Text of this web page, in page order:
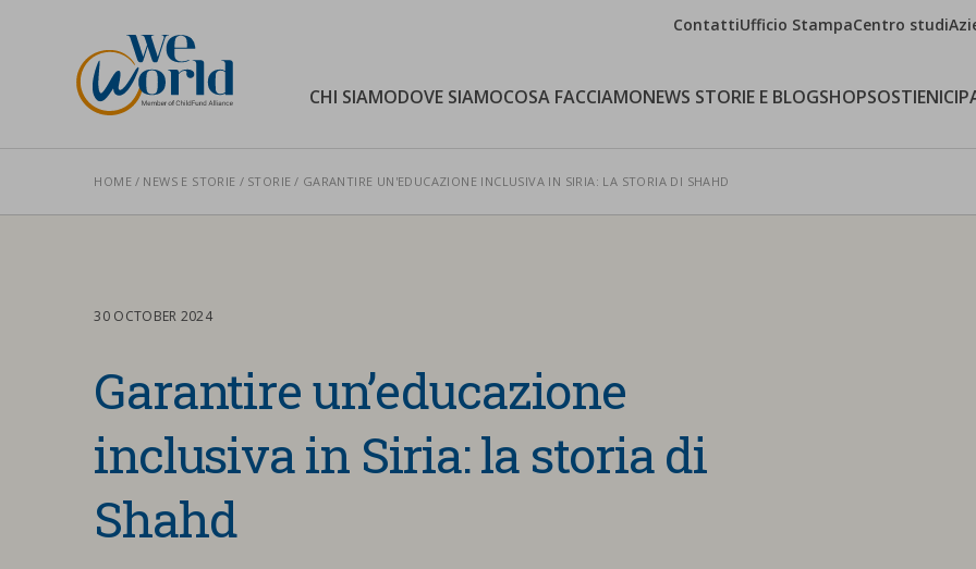
WeWorld Onlus CHI SIAMODOVE SIAMOCOSA FACCIAMONEWS STORIE E BLOGSHOPSOSTIENICI
ContattiUfficio StampaCentro studi
Cerca nel sito
HOME NEWS E STORIE STORIE GARANTIRE UN'EDUCAZIONE INCLUSIVA IN SIRIA: LA STORIA DI SHAHD
30 OCTOBER 2024
Garantire un’educazione
inclusiva in Siria: la storia di
Shahd